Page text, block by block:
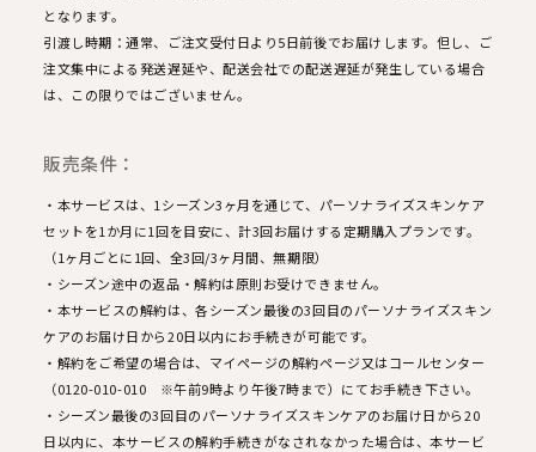
となります。
引渡し時期：通常、ご注文受付日より5日前後でお届けします。但し、ご
注文集中による発送遅延や、配送会社での配送遅延が発生している場合
は、この限りではございません。
販売条件：
・本サービスは、1シーズン3ヶ月を通じて、パーソナライズスキンケア
セットを1か月に1回を目安に、計3回お届けする定期購入プランです。
（1ヶ月ごとに1回、全3回/3ヶ月間、無期限）
・シーズン途中の返品・解約は原則お受けできません。
・本サービスの解約は、各シーズン最後の3回目のパーソナライズスキン
ケアのお届け日から20日以内にお手続きが可能です。
・解約をご希望の場合は、マイページの解約ページ又はコールセンター
（0120-010-010 ※午前9時より午後7時まで）にてお手続き下さい。
・シーズン最後の3回目のパーソナライズスキンケアのお届け日から20
日以内に、本サービスの解約手続きがなされなかった場合は、本サービ